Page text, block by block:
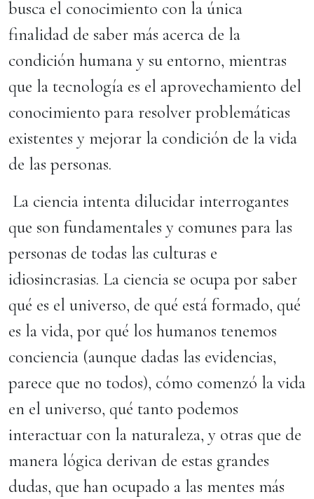
busca el conocimiento con la única
finalidad de saber más acerca de la
condición humana y su entorno, mientras
que la tecnología es el aprovechamiento del
conocimiento para resolver problemáticas
existentes y mejorar la condición de la vida
de las personas.
La ciencia intenta dilucidar interrogantes
que son fundamentales y comunes para las
personas de todas las culturas e
idiosincrasias. La ciencia se ocupa por saber
qué es el universo, de qué está formado, qué
es la vida, por qué los humanos tenemos
conciencia (aunque dadas las evidencias,
parece que no todos), cómo comenzó la vida
en el universo, qué tanto podemos
interactuar con la naturaleza, y otras que de
manera lógica derivan de estas grandes
dudas, que han ocupado a las mentes más